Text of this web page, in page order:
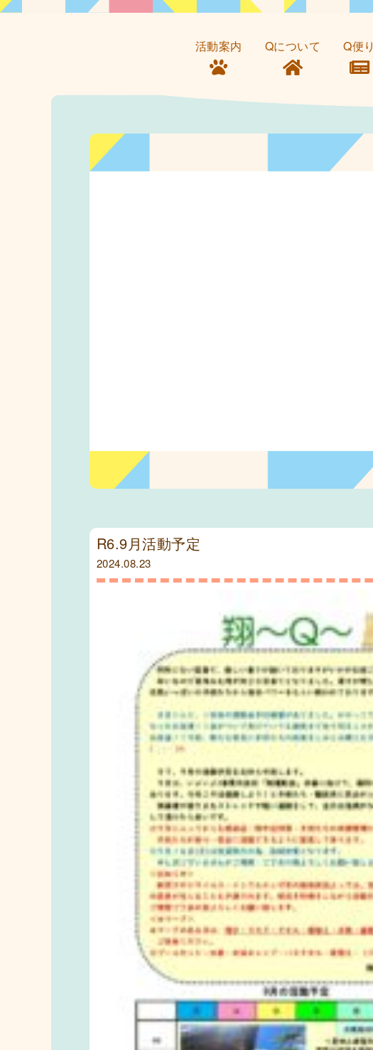
活動案内 Qについて Q便り
R6.9月活動予定
2024.08.23